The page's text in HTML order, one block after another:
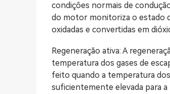
condições normais de
do motor monitoriza o estado
oxidadas e convertidas em
Regeneração ativa: A
temperatura dos gases de
feito quando a temperatura
suficientemente elevada para